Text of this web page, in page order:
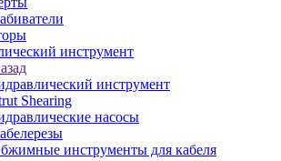
инструмент
инструмент
Shearing
насосы
инструменты для кабеля